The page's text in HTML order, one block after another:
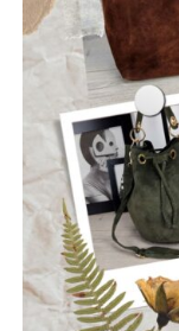
ωμή ενέργεια
μουσική που μιλά
και την ανάγκη
Μέλη του
Φωνή & Κιθάρα,
Θωμάς – Μπάσο,